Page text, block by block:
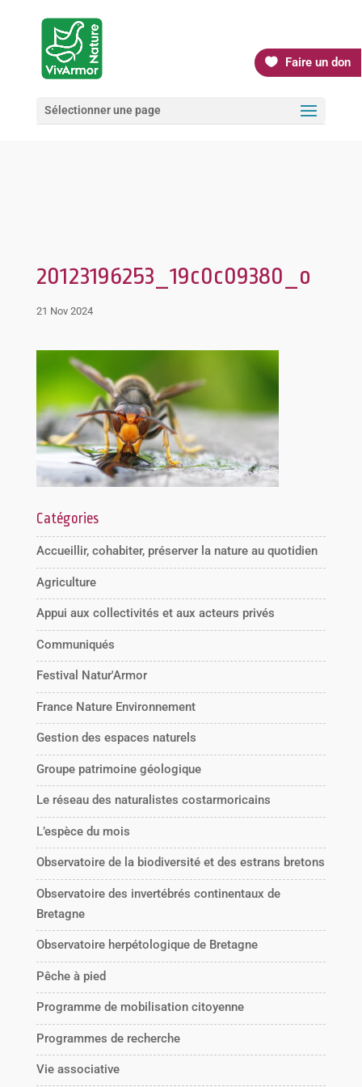
Faire un don
Sélectionner une page
20123196253_19c0c09380_o
21 Nov 2024
Catégories
Accueillir, cohabiter, préserver la nature au quotidien
Agriculture
Appui aux collectivités et aux acteurs privés
Communiqués
Festival Natur'Armor
France Nature Environnement
Gestion des espaces naturels
Groupe patrimoine géologique
Le réseau des naturalistes costarmoricains
L’espèce du mois
Observatoire de la biodiversité et des estrans bretons
Observatoire des invertébrés continentaux de
Bretagne
Observatoire herpétologique de Bretagne
Pêche à pied
Programme de mobilisation citoyenne
Programmes de recherche
Vie associative